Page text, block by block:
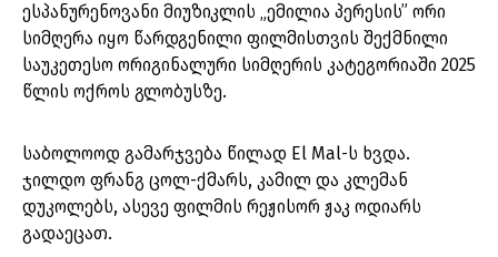
ესპანურენოვანი მიუზიკლის „ემილია პერესის” ორი
სიმღერა იყო წარდგენილი ფილმისთვის შექმნილი
საუკეთესო ორიგინალური სიმღერის კატეგორიაში 2025
წლის ოქროს გლობუსზე.
საბოლოოდ გამარჯვება წილად El Mal-ს ხვდა.
ჯილდო ფრანგ ცოლ-ქმარს, კამილ და კლემან
დუკოლებს, ასევე ფილმის რეჟისორ ჟაკ ოდიარს
გადაეცათ.